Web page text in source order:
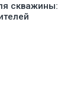
скважины: